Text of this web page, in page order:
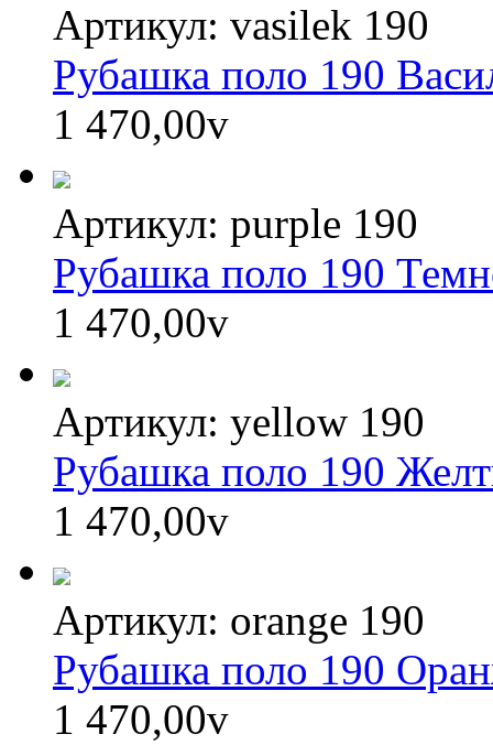
Артикул: vasilek 190
Рубашка поло 190
1 470,00v
Артикул: purple 190
Рубашка поло 190
1 470,00v
Артикул: yellow 190
Рубашка поло 190
1 470,00v
Артикул: orange 190
Рубашка поло 190
1 470,00v